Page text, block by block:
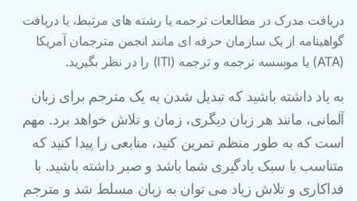
دریافت مدرک در مطالعات ترجمه یا رشته های مرتبط، یا دریافت
گواهینامه از یک سازمان حرفه ای مانند انجمن مترجمان آمریکا
(ATA) یا موسسه ترجمه و ترجمه (ITI) را در نظر بگیرید.
به یاد داشته باشید که تبدیل شدن به یک مترجم برای زبان
آلمانی، مانند هر زبان دیگری، زمان و تلاش خواهد برد. مهم
است که به طور منظم تمرین کنید، منابعی را پیدا کنید که
متناسب با سبک یادگیری شما باشد و صبر داشته باشید. با
فداکاری و تلاش زیاد می توان به زبان مسلط شد و مترجم